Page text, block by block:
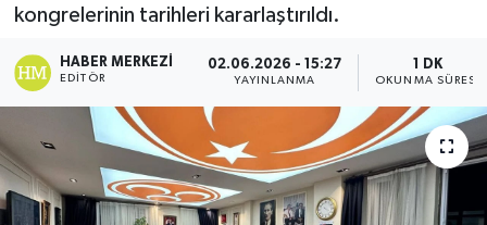
kongrelerinin tarihleri kararlaştırıldı.
HABER MERKEZI
EDITÖR
02.06.2026 - 15:27
YAYINLANMA
1 DK
OKUNMA SÜRESI
Spor
Magazin
Medya
Sağlık
Son Dakika Haberleri
Haber Arşivi